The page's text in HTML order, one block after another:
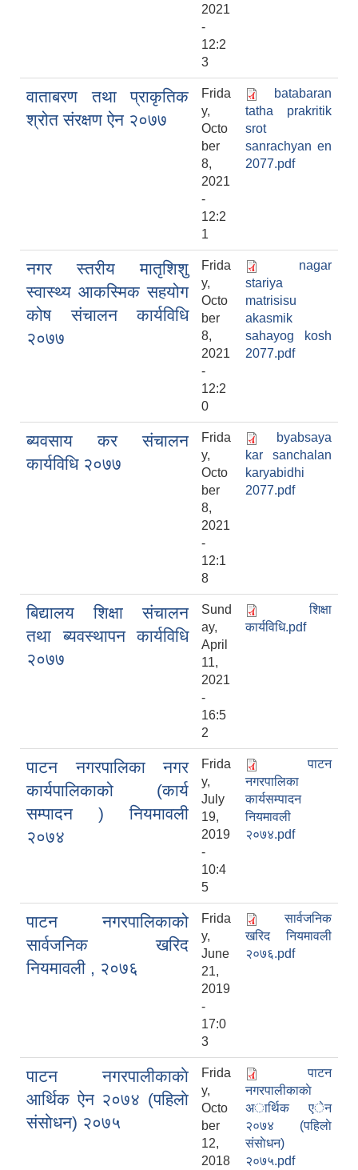
2021
-
12:2
3
वाताबरण तथा प्राकृतिक
श्रोत संरक्षण ऐन २०७७
Frida
y,
Octo
ber
8,
2021
-
12:2
1
batabaran
tatha prakritik
srot
sanrachyan en
2077.pdf
नगर स्तरीय मातृशिशु
स्वास्थ्य आकस्मिक सहयोग
कोष संचालन कार्यविधि
२०७७
Frida
y,
Octo
ber
8,
2021
-
12:2
0
nagar
stariya
matrisisu
akasmik
sahayog kosh
2077.pdf
ब्यवसाय कर संचालन
कार्यविधि २०७७
Frida
y,
Octo
ber
8,
2021
-
12:1
8
byabsaya
kar sanchalan
karyabidhi
2077.pdf
बिद्यालय शिक्षा संचालन
तथा ब्यवस्थापन कार्यविधि
२०७७
Sund
ay,
April
11,
2021
-
16:5
2
शिक्षा
कार्यविधि.pdf
पाटन नगरपालिका नगर
कार्यपालिकाको (कार्य
सम्पादन ) नियमावली
२०७४
Frida
y,
July
19,
2019
-
10:4
5
पाटन
नगरपालिका
कार्यसम्पादन
नियमावली
२०७४.pdf
पाटन नगरपालिकाको
सार्वजनिक खरिद
नियमावली , २०७६
Frida
y,
June
21,
2019
-
17:0
3
सार्वजनिक
खरिद नियमावली
२०७६.pdf
पाटन नगरपालीकाकाे
आर्थिक ऐन २०७४ (पहिलाे
संसाेधन) २०७५
Frida
y,
Octo
ber
12,
2018
पाटन
नगरपालीकाकाे
अार्थिक एेन
२०७४ (पहिलाे
संसाेधन)
२०७५.pdf